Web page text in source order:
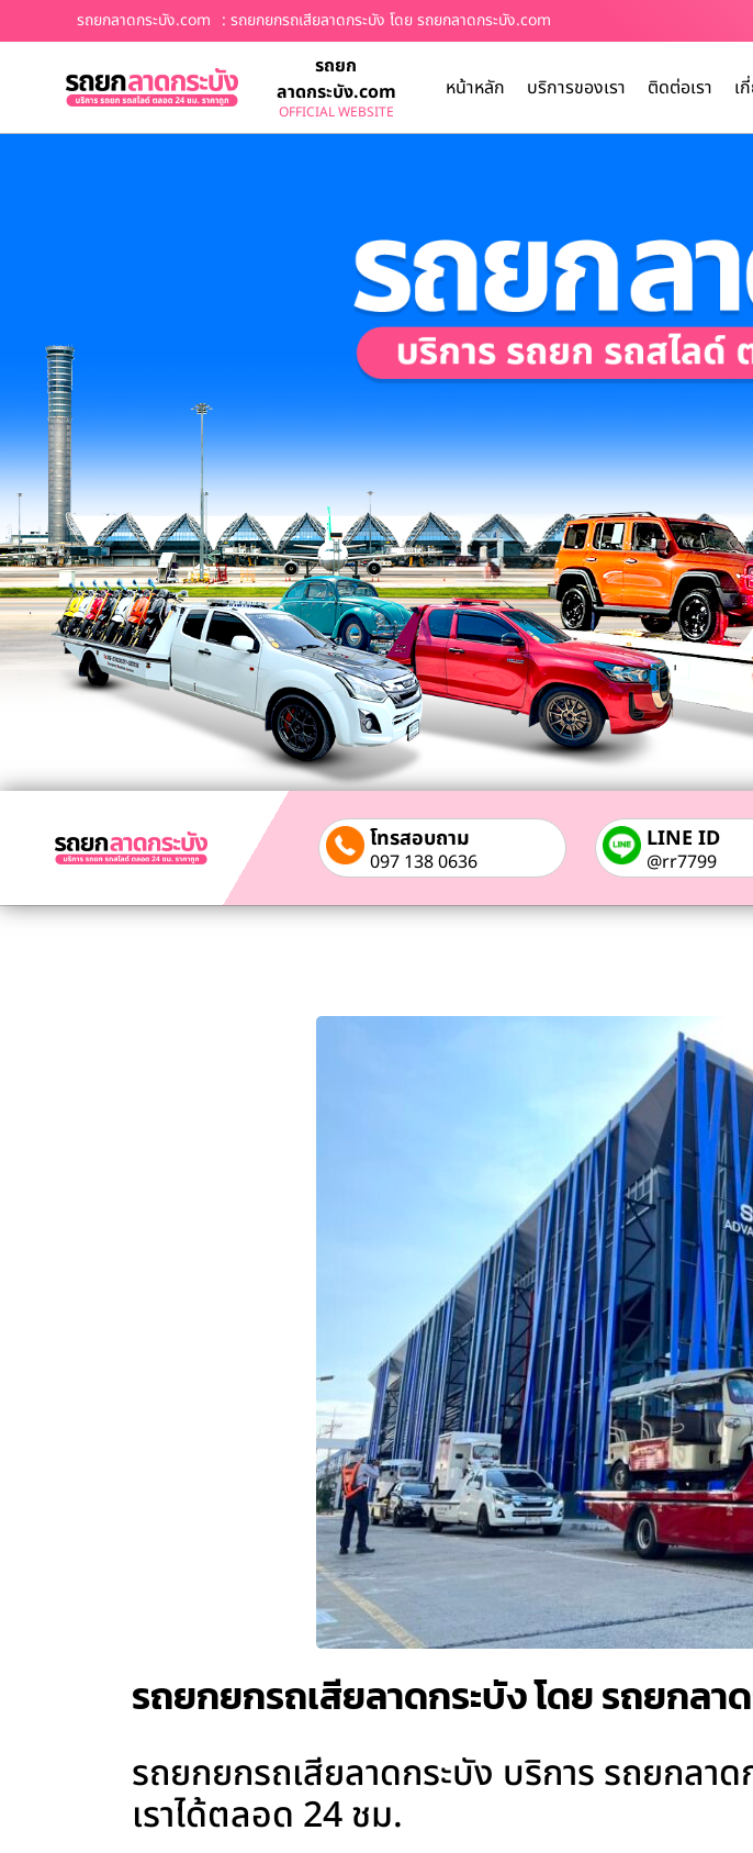
รถยกลาดกระบัง.com : รถยกยกรถเสียลาดกระบัง โดย รถยกลาดกระบัง.com
รถยก
ลาดกระบัง.com
OFFICIAL WEBSITE
หน้าหลัก บริการของเรา ติดต่อเรา เ
โทรสอบถาม
097 138 0636
LINE ID
@rr7799
รถยกยกรถเสียลาดกระบัง โดย รถยกลา
รถยกยกรถเสียลาดกระบัง บริการ รถยกลา
เราได้ตลอด 24 ชม.